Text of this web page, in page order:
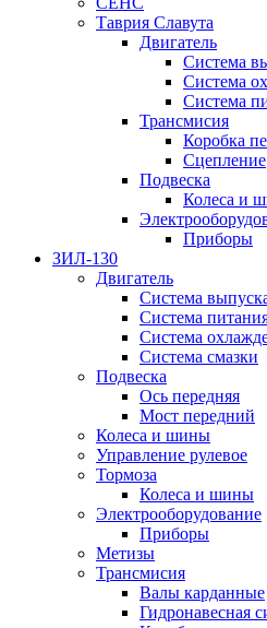
Таврия Славута
Двигатель
Система
Система
Система
Трансмисия
Коробка
Сцепление
Подвеска
Колеса и
Приборы
ЗИЛ-130
Двигатель
Система
Система
Система
Система смазки
Подвеска
Ось передняя
Мост передний
Колеса и шины
Управление рулевое
Тормоза
Колеса и шины
Электрооборудование
Приборы
Метизы
Трансмисия
Валы карданные
Гидронавесная